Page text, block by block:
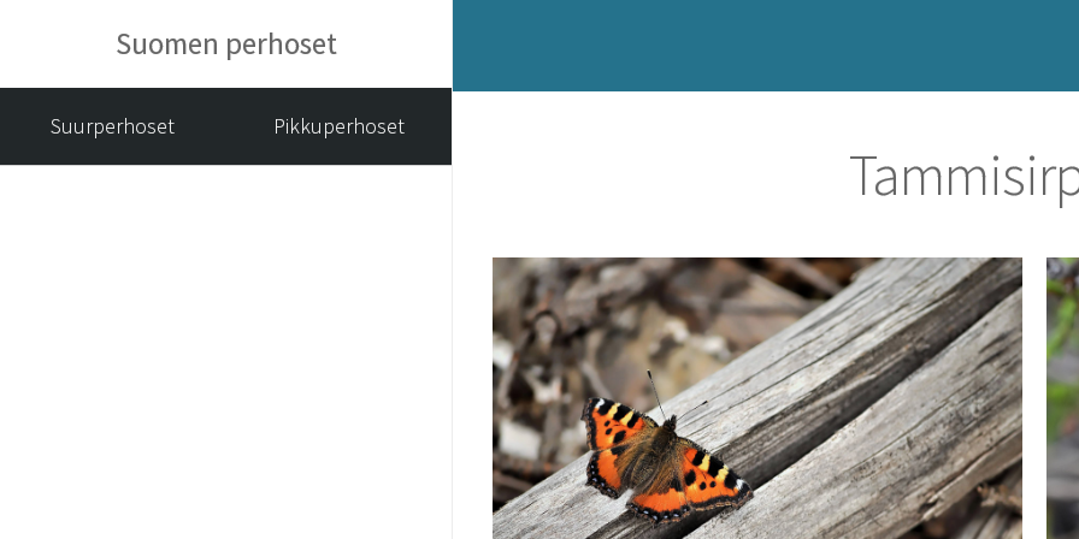
Suomen perhoset
Suurperhoset Pikkuperhoset